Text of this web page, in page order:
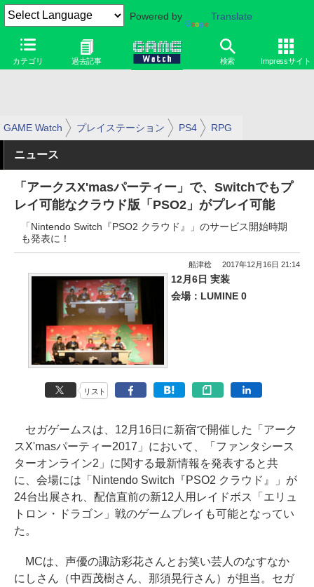
Powered by Translate
カテゴリ 過去記事 検索 Impressサイト
GAME Watch プレイステーション PS4 RPG
ニュース
「アークスX'masパーティー」で、Switchでもプ
レイ可能なクラウド版「PSO2」がプレイ可能
「Nintendo Switch『PSO2 クラウド』」のサービス開始時期
も発表に！
船津稔 2017年12月16日 21:14
12月6日 実装
会場：LUMINE 0
リスト
セガゲームスは、12月16日に新宿で開催した「アーク
スX'masパーティー2017」において、「ファンタシース
ターオンライン2」に関する最新情報を発表すると共
に、会場には「Nintendo Switch『PSO2 クラウド』」が
24台出展され、配信直前の新12人用レイドボス「エリュ
トロン・ドラゴン」戦のゲームプレイも可能となってい
た。
MCは、声優の諏訪彩花さんとお笑い芸人のなすなか
にしさん（中西茂樹さん、那須晃行さん）が担当。セガ